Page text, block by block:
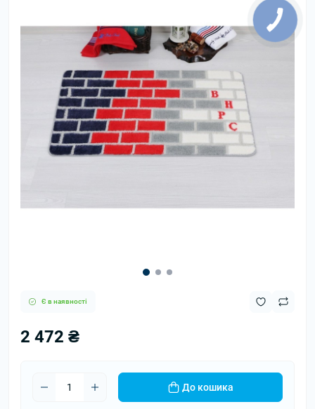
Є в наявності
2 472 ₴
До кошика